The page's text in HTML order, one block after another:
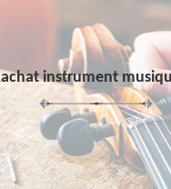
instrument